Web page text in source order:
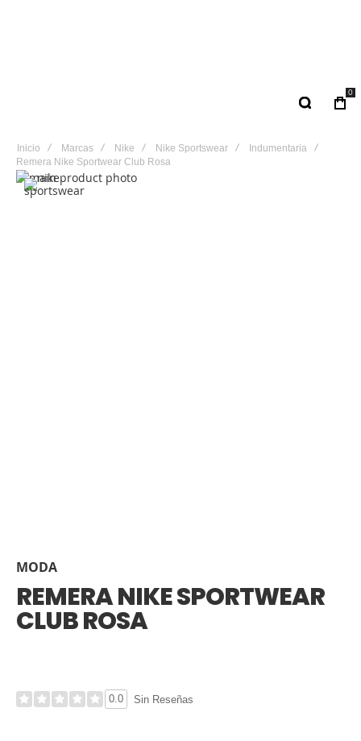
0
Inicio Marcas Nike Nike Sportswear
Indumentaria
Remera Nike Sportwear Club Rosa
MODA
REMERA NIKE SPORTWEAR
CLUB ROSA
0.0 Sin Reseñas